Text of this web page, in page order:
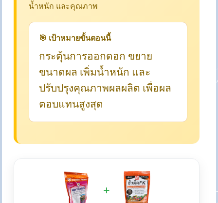
น้ำหนัก และคุณภาพ
🎯 เป้าหมายขั้นตอนนี้
กระตุ้นการออกดอก ขยาย
ขนาดผล เพิ่มน้ำหนัก และ
ปรับปรุงคุณภาพผลผลิต เพื่อผล
ตอบแทนสูงสุด
+